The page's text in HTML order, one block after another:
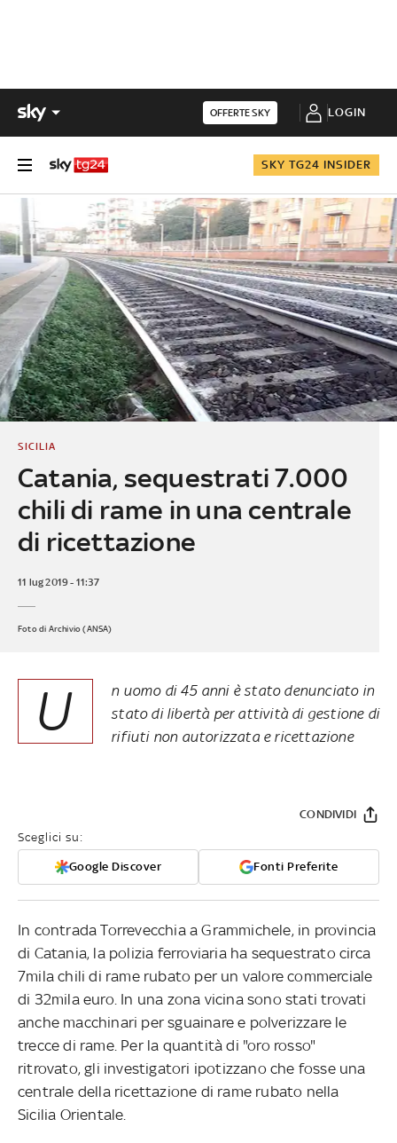
OFFERTE SKY LOGIN
SKY TG24 INSIDER
Catania, sequestrati 7.000
chili di rame in una centrale
di ricettazione
SICILIA
11 lug 2019 - 11:37
Foto di Archivio (ANSA)
U
n uomo di 45 anni è stato denunciato in
stato di libertà per attività di gestione di
rifiuti non autorizzata e ricettazione
Sceglici su:
Google Discover Fonti Preferite
CONDIVIDI
In contrada Torrevecchia a Grammichele, in provincia
di Catania, la polizia ferroviaria ha sequestrato circa
7mila chili di rame rubato per un valore commerciale
di 32mila euro. In una zona vicina sono stati trovati
anche macchinari per sguainare e polverizzare le
trecce di rame. Per la quantità di "oro rosso"
ritrovato, gli investigatori ipotizzano che fosse una
centrale della ricettazione di rame rubato nella
Sicilia Orientale.